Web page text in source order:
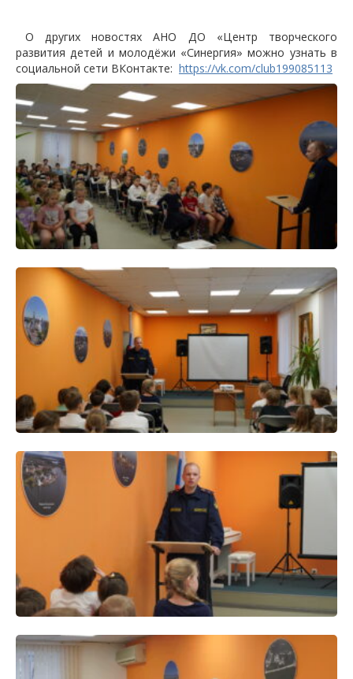
О других новостях АНО ДО «Центр творческого
развития детей и молодёжи «Синергия» можно узнать в
социальной сети ВКонтакте: https://vk.com/club199085113